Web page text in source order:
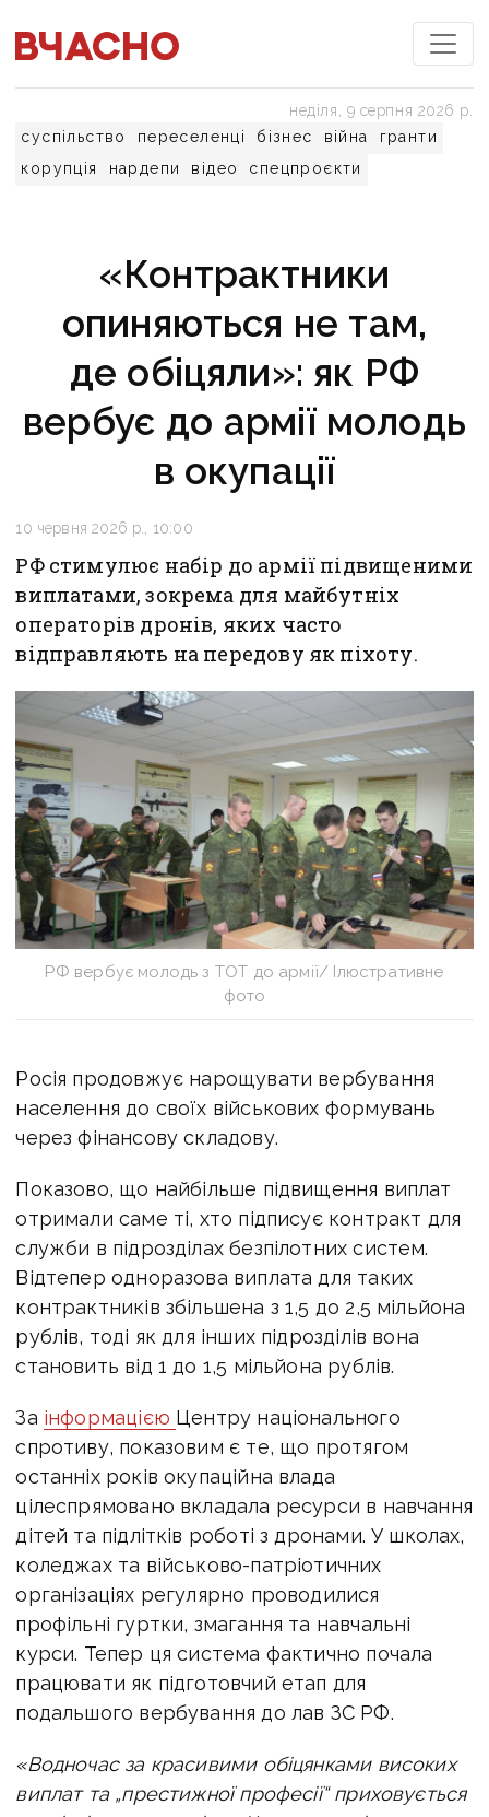
суспільство переселенці бізнес війна
гранти
корупція
нардепи відео спецпроєкти
неділя, 9 серпня 2026 р.
«Контрактники
опиняються не там,
де обіцяли»: як РФ
вербує до армії молодь
в окупації
10 червня 2026 р., 10:00
РФ стимулює набір до армії підвищеними
виплатами, зокрема для майбутніх
операторів дронів, яких часто
відправляють на передову як піхоту.
РФ вербує молодь з ТОТ до армії/ Ілюстративне
фото
Росія продовжує нарощувати вербування
населення до своїх військових формувань
через фінансову складову.
Показово, що найбільше підвищення виплат
отримали саме ті, хто підписує контракт для
служби в підрозділах безпілотних систем.
Відтепер одноразова виплата для таких
контрактників збільшена з 1,5 до 2,5 мільйона
рублів, тоді як для інших підрозділів вона
становить від 1 до 1,5 мільйона рублів.
За інформацією Центру національного
спротиву, показовим є те, що протягом
останніх років окупаційна влада
цілеспрямовано вкладала ресурси в навчання
дітей та підлітків роботі з дронами. У школах,
коледжах та військово-патріотичних
організаціях регулярно проводилися
профільні гуртки, змагання та навчальні
курси. Тепер ця система фактично почала
працювати як підготовчий етап для
подальшого вербування до лав ЗС РФ.
«Водночас за красивими обіцянками високих
виплат та „престижної професії“ приховується